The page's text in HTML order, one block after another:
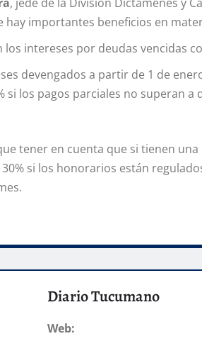
, jede de la División Dictámenes y
hay importantes beneficios en
los intereses por deudas vencidas
devengados a partir de 1 de
si los pagos parciales no superan
tener en cuenta que si tienen
si los honorarios están
Diario Tucumano
Web: